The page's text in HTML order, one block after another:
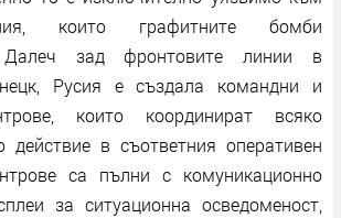
които графитните бомби
Далеч зад фронтовите линии в
Русия е създала командни и
които координират всяко
действие в съответния оперативен
са пълни с комуникационно
за ситуационна осведоменост,